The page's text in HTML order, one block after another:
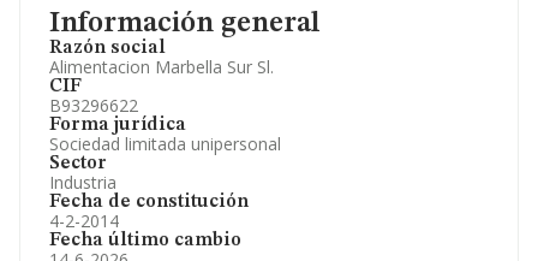
Información general
Razón social
Alimentacion Marbella Sur Sl.
CIF
B93296622
Forma jurídica
Sociedad limitada unipersonal
Sector
Industria
Fecha de constitución
4-2-2014
Fecha último cambio
Información oficial y registral complementaria.